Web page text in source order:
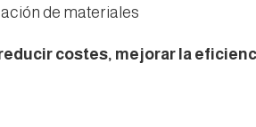
de materiales
costes, mejorar la